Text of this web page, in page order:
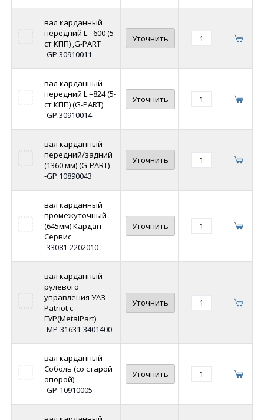
вал карданный
передний L =600 (5-
ст КПП) ,G-PART
-GP.30910011
Уточнить
вал карданный
передний L =824 (5-
ст КПП) (G-PART)
-GP.30910014
Уточнить
вал карданный
передний/задний
(1360 мм) (G-PART)
-GP.10890043
Уточнить
вал карданный
промежуточный
(645мм) Кардан
Сервис
-33081-2202010
Уточнить
вал карданный
рулевого
управления УАЗ
Patriot с
ГУР(MetalPart)
-MP-31631-3401400
Уточнить
вал карданный
Соболь (со старой
опорой)
-GP-10910005
Уточнить